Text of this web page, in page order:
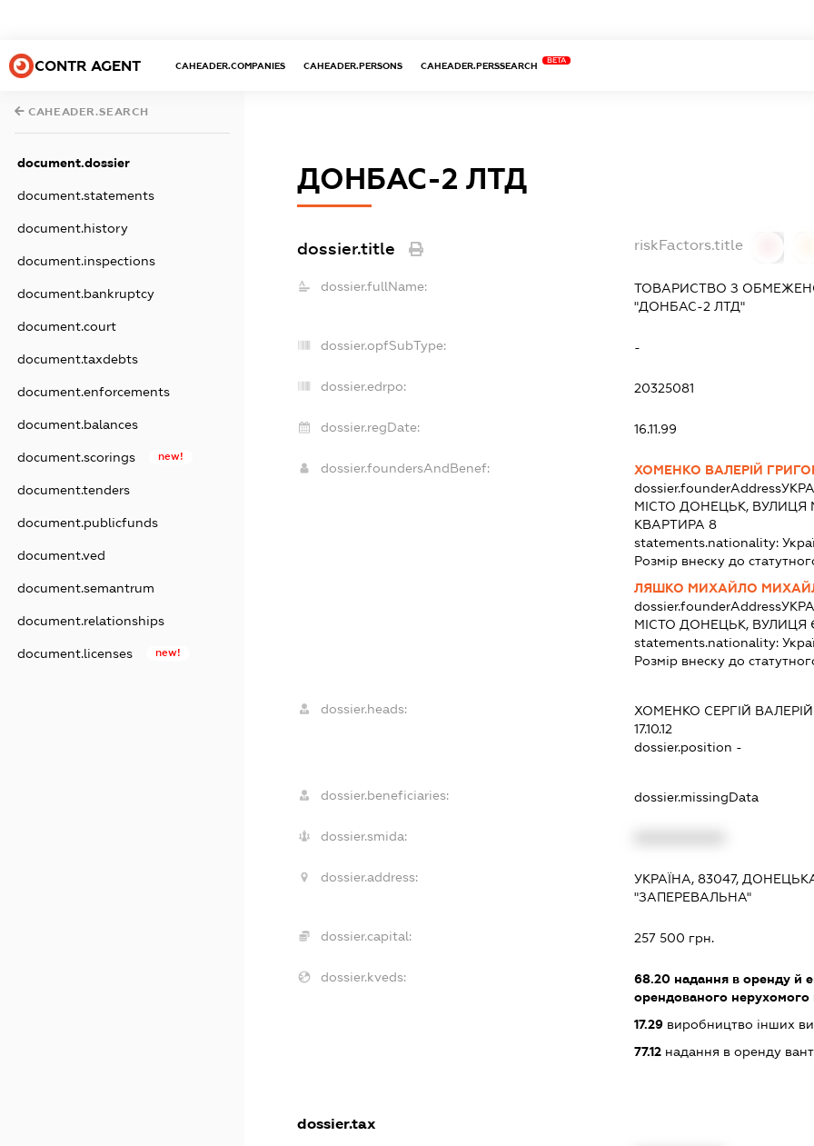
CONTR AGENT CAHEADER.COMPANIES CAHEADER.PERSONS CAHEADER.PERSSEARCH
BETA
CAHEADER.SEARCH
document.dossier
document.statements
document.history
document.inspections
document.bankruptcy
document.court
document.taxdebts
document.enforcements
document.balances
document.scorings new!
document.tenders
document.publicfunds
document.ved
document.semantrum
document.relationships
document.licenses new!
ДОНБАС-2 ЛТД
dossier.title riskFactors.title
dossier.fullName:
ТОВАРИСТВО З
"ДОНБАС-2 ЛТД"
dossier.opfSubType: -
dossier.edrpo: 20325081
dossier.regDate: 16.11.99
dossier.foundersAndBenef:
ХОМЕНКО ВАЛЕРІЙ
dossier.founderAddress
МІСТО ДОНЕЦЬК, ВУЛИЦЯ
КВАРТИРА 8
statements.nationality:
Розмір внеску до
ЛЯШКО МИХАЙЛО
dossier.founderAddress
МІСТО ДОНЕЦЬК, ВУЛИЦЯ
statements.nationality:
Розмір внеску до
dossier.heads: ХОМЕНКО СЕРГІЙ
17.10.12
dossier.position -
dossier.beneficiaries: dossier.missingData
dossier.smida:
dossier.address:
УКРАЇНА, 83047,
"ЗАПЕРЕВАЛЬНА"
dossier.capital: 257 500 грн.
dossier.kveds: 68.20надання в оренду й
орендованого нерухомого
17.29виробництво інших
77.12надання в оренду
dossier.tax